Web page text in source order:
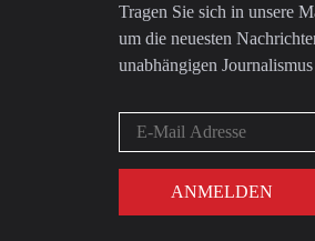
Tragen Sie sich in unsere
um die neuesten
unabhängigen